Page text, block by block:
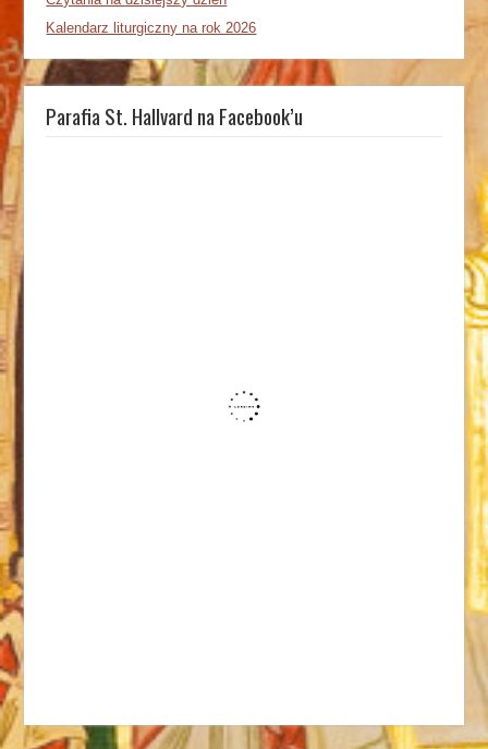
Kalendarz liturgiczny na rok 2026
Parafia St. Hallvard na Facebook’u